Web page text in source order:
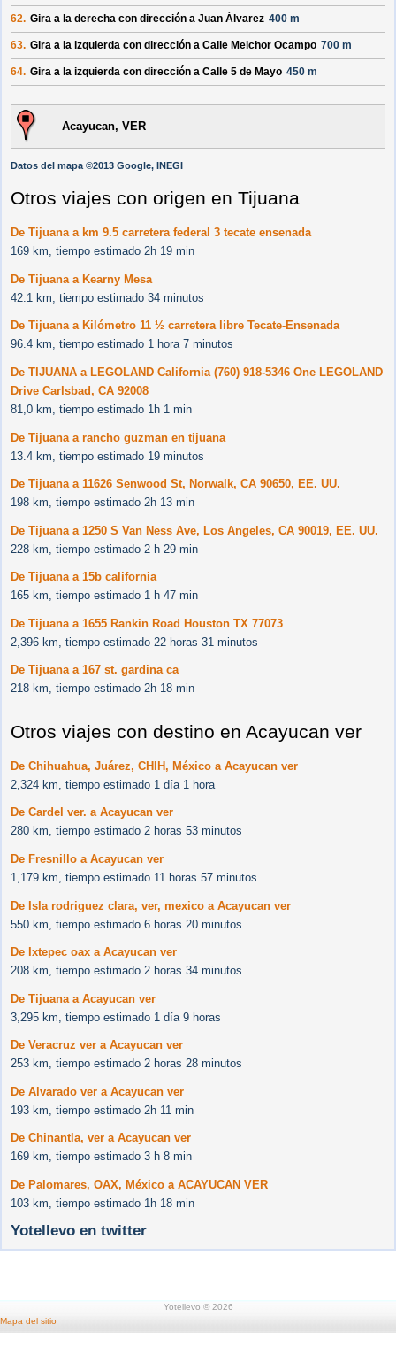
62. Gira a la derecha con dirección a Juan Álvarez 400 m
63. Gira a la izquierda con dirección a Calle Melchor Ocampo 700 m
64. Gira a la izquierda con dirección a Calle 5 de Mayo 450 m
Acayucan, VER
Datos del mapa ©2013 Google, INEGI
Otros viajes con origen en Tijuana
De Tijuana a km 9.5 carretera federal 3 tecate ensenada
169 km, tiempo estimado 2h 19 min
De Tijuana a Kearny Mesa
42.1 km, tiempo estimado 34 minutos
De Tijuana a Kilómetro 11 ½ carretera libre Tecate-Ensenada
96.4 km, tiempo estimado 1 hora 7 minutos
De TIJUANA a LEGOLAND California (760) 918-5346 One LEGOLAND
Drive Carlsbad, CA 92008
81,0 km, tiempo estimado 1h 1 min
De Tijuana a rancho guzman en tijuana
13.4 km, tiempo estimado 19 minutos
De Tijuana a 11626 Senwood St, Norwalk, CA 90650, EE. UU.
198 km, tiempo estimado 2h 13 min
De Tijuana a 1250 S Van Ness Ave, Los Angeles, CA 90019, EE. UU.
228 km, tiempo estimado 2 h 29 min
De Tijuana a 15b california
165 km, tiempo estimado 1 h 47 min
De Tijuana a 1655 Rankin Road Houston TX 77073
2,396 km, tiempo estimado 22 horas 31 minutos
De Tijuana a 167 st. gardina ca
218 km, tiempo estimado 2h 18 min
Otros viajes con destino en Acayucan ver
De Chihuahua, Juárez, CHIH, México a Acayucan ver
2,324 km, tiempo estimado 1 día 1 hora
De Cardel ver. a Acayucan ver
280 km, tiempo estimado 2 horas 53 minutos
De Fresnillo a Acayucan ver
1,179 km, tiempo estimado 11 horas 57 minutos
De Isla rodriguez clara, ver, mexico a Acayucan ver
550 km, tiempo estimado 6 horas 20 minutos
De Ixtepec oax a Acayucan ver
208 km, tiempo estimado 2 horas 34 minutos
De Tijuana a Acayucan ver
3,295 km, tiempo estimado 1 día 9 horas
De Veracruz ver a Acayucan ver
253 km, tiempo estimado 2 horas 28 minutos
De Alvarado ver a Acayucan ver
193 km, tiempo estimado 2h 11 min
De Chinantla, ver a Acayucan ver
169 km, tiempo estimado 3 h 8 min
De Palomares, OAX, México a ACAYUCAN VER
103 km, tiempo estimado 1h 18 min
Yotellevo en twitter
Yotellevo © 2026
Mapa del sitio